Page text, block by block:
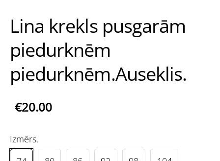
Lina krekls pusgarām
piedurknēm
piedurknēm.Auseklis.
€20.00
Izmērs.